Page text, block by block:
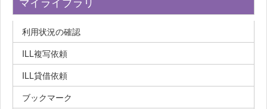
利用状況の確認
ILL複写依頼
ILL貸借依頼
ブックマーク